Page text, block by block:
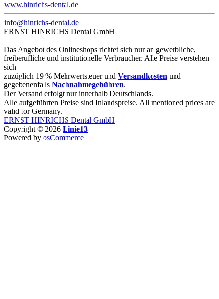
www.hinrichs-dental.de
info@hinrichs-dental.de
ERNST HINRICHS Dental GmbH
Das Angebot des Onlineshops richtet sich nur an gewerbliche,
freiberufliche und institutionelle Verbraucher. Alle Preise verstehen
sich
zuzüglich 19 % Mehrwertsteuer und Versandkosten und
gegebenenfalls Nachnahmegebühren.
Der Versand erfolgt nur innerhalb Deutschlands.
Alle aufgeführten Preise sind Inlandspreise. All mentioned prices are
valid for Germany.
ERNST HINRICHS Dental GmbH
Copyright © 2026 Linie13
Powered by osCommerce